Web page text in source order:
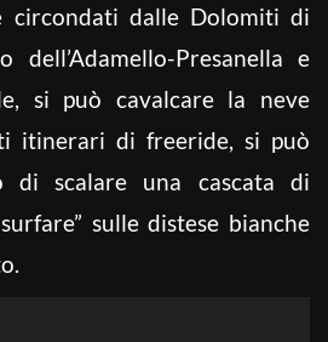
circondati dalle Dolomiti di
dell’Adamello-Presanella e
si può cavalcare la neve
itinerari di freeride, si può
di scalare una cascata di
sulle distese bianche